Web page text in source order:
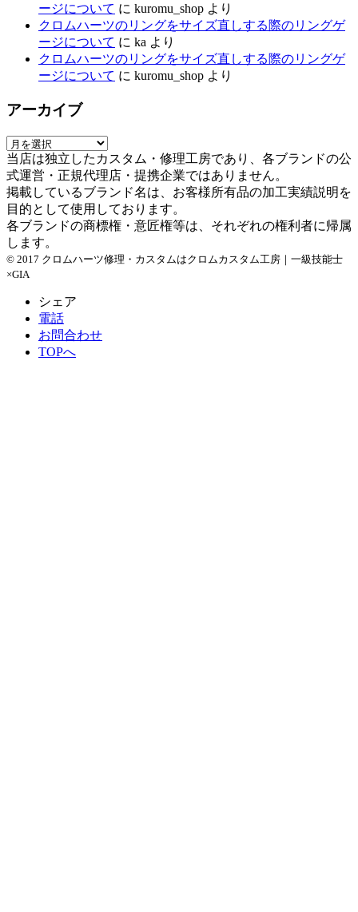
ージについて に kuromu_shop より
クロムハーツのリングをサイズ直しする際のリングゲ
ージについて に ka より
クロムハーツのリングをサイズ直しする際のリングゲ
ージについて に kuromu_shop より
アーカイブ
ア
ー
カ
イ
ブ
当店は独立したカスタム・修理工房であり、各ブランドの公
式運営・正規代理店・提携企業ではありません。
掲載しているブランド名は、お客様所有品の加工実績説明を
目的として使用しております。
各ブランドの商標権・意匠権等は、それぞれの権利者に帰属
します。
© 2017 クロムハーツ修理・カスタムはクロムカスタム工房｜一級技能士
×GIA
シェア
電話
お問合わせ
TOPへ